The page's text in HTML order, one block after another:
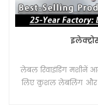
लेबल रिवाइंडिंग मशीनें
लिए कुशल लेबलिंग और